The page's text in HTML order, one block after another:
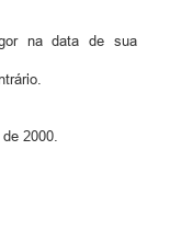
na data de sua
2000.